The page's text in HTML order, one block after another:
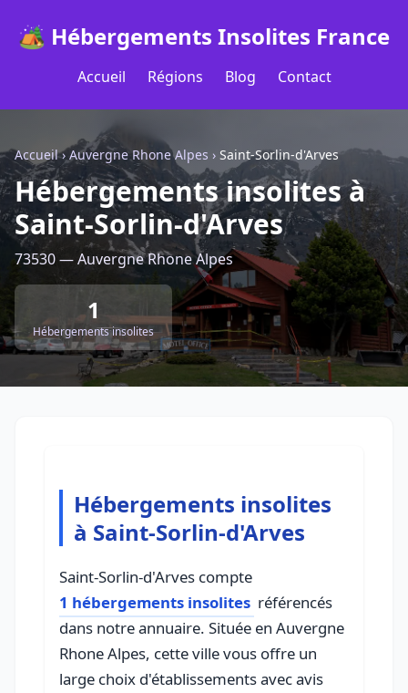
🏕️ Hébergements Insolites France
Accueil Régions Blog Contact
Accueil›Auvergne Rhone Alpes › Saint-Sorlin-d'Arves
Hébergements insolites à
Saint-Sorlin-d'Arves
73530 — Auvergne Rhone Alpes
1
Hébergements insolites
Hébergements insolites
à Saint-Sorlin-d'Arves
Saint-Sorlin-d'Arves compte
1 hébergements insolites référencés
dans notre annuaire. Située en Auvergne
Rhone Alpes, cette ville vous offre un
large choix d'établissements avec avis